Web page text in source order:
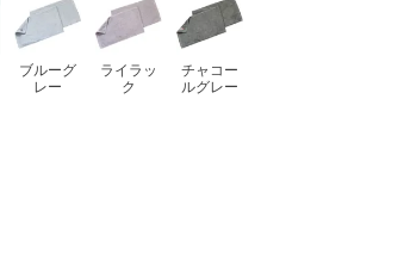
ブルーグ
レー
ライラッ
ク
チャコー
ルグレー